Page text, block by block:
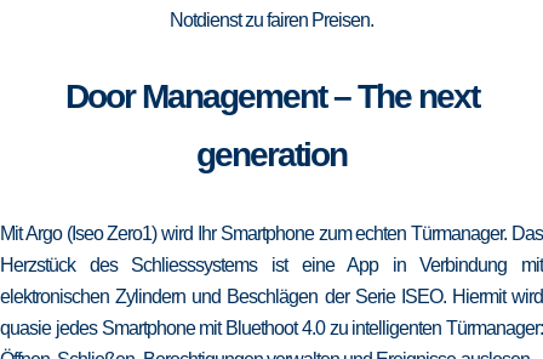
Notdienst zu fairen Preisen.
Door Management – The next
generation
Mit Argo (Iseo Zero1) wird Ihr Smartphone zum echten Türmanager. Das
Herzstück des Schliesssystems ist eine App in Verbindung mit
elektronischen Zylindern und Beschlägen der Serie ISEO. Hiermit wird
quasie jedes Smartphone mit Bluethoot 4.0 zu intelligenten Türmanager: